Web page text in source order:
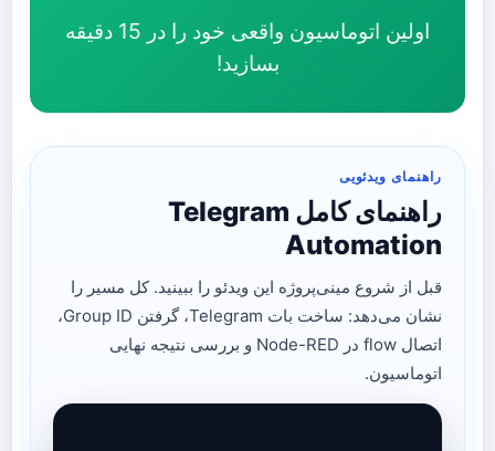
اولین اتوماسیون واقعی خود را در 15 دقیقه
بسازید!
راهنمای ویدئویی
راهنمای کامل Telegram
Automation
قبل از شروع مینی‌پروژه این ویدئو را ببینید. کل مسیر را
نشان می‌دهد: ساخت بات Telegram، گرفتن Group ID،
اتصال flow در Node-RED و بررسی نتیجه نهایی
اتوماسیون.